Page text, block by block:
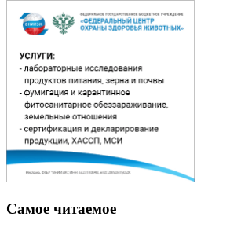
Самое читаемое